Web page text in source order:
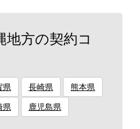
地方の契約コ
県 長崎県 熊本県
県 鹿児島県